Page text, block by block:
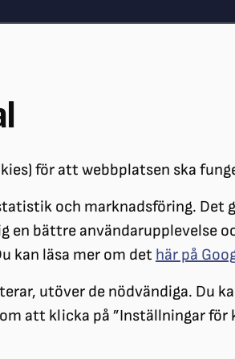
för att webbplatsen ska
och marknadsföring. Det
en bättre användarupplevelse
kan läsa mer om det här på
utöver de nödvändiga. Du
att klicka på ”Inställningar för
SRF GÄVLEBORG MEDLEMSTIDNINGEN